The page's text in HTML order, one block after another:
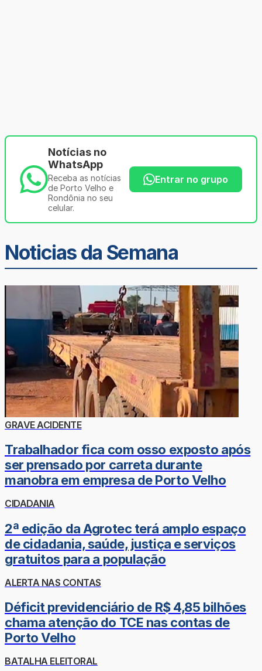
Notícias no
WhatsApp
Receba as notícias
de Porto Velho e
Rondônia no seu
celular.
Entrar no grupo
Noticias da Semana
GRAVE ACIDENTE
Trabalhador fica com osso exposto após
ser prensado por carreta durante
manobra em empresa de Porto Velho
CIDADANIA
2ª edição da Agrotec terá amplo espaço
de cidadania, saúde, justiça e serviços
gratuitos para a população
ALERTA NAS CONTAS
Déficit previdenciário de R$ 4,85 bilhões
chama atenção do TCE nas contas de
Porto Velho
BATALHA ELEITORAL